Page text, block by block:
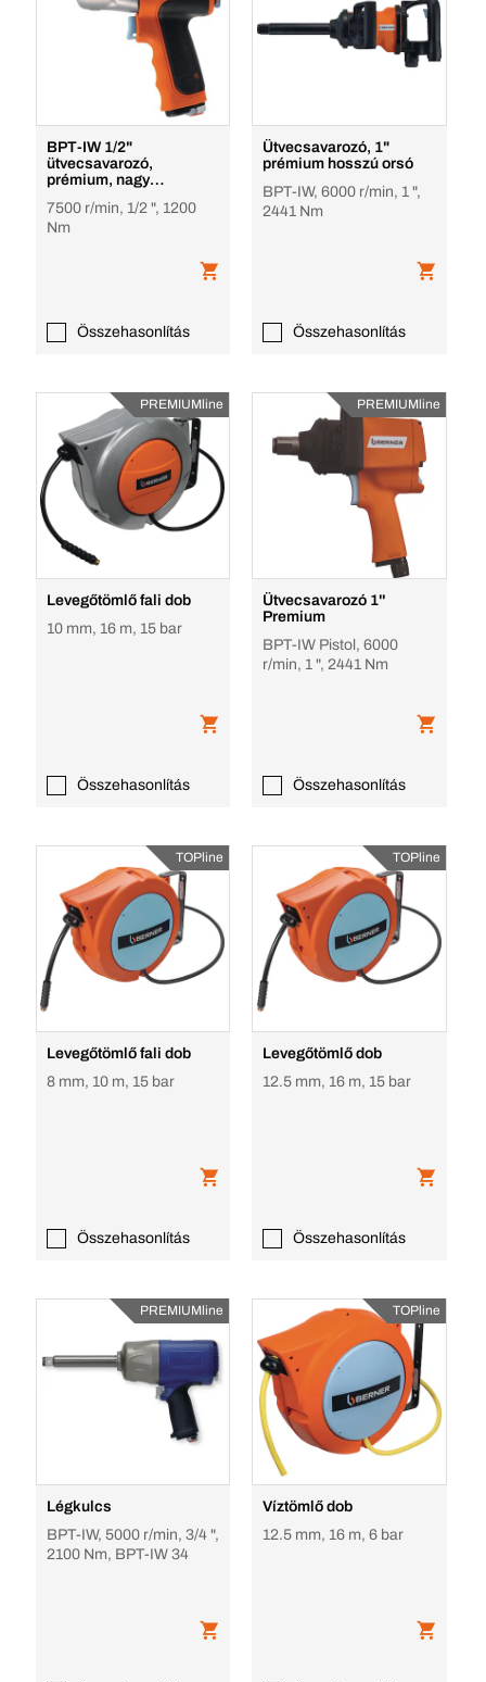
BPT-IW 1/2"
ütvecsavarozó,
prémium, nagy
használatra
7500 r/min, 1/2 ", 1200
Nm
Összehasonlítás
Ütvecsavarozó, 1"
prémium hosszú orsó
BPT-IW, 6000 r/min, 1 ",
2441 Nm
Összehasonlítás
PREMIUMline
Levegőtömlő fali dob
10 mm, 16 m, 15 bar
Összehasonlítás
PREMIUMline
Ütvecsavarozó 1''
Premium
BPT-IW Pistol, 6000
r/min, 1 ", 2441 Nm
Összehasonlítás
TOPline
Levegőtömlő fali dob
8 mm, 10 m, 15 bar
Összehasonlítás
TOPline
Levegőtömlő dob
12.5 mm, 16 m, 15 bar
Összehasonlítás
PREMIUMline
Légkulcs
BPT-IW, 5000 r/min, 3/4 ",
2100 Nm, BPT-IW 34
TOPline
Víztömlő dob
12.5 mm, 16 m, 6 bar